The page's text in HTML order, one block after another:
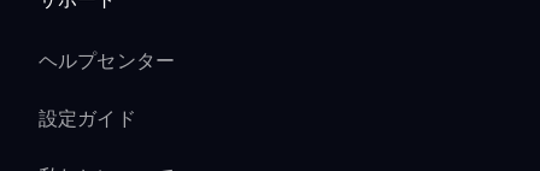
ヘルプセンター
設定ガイド